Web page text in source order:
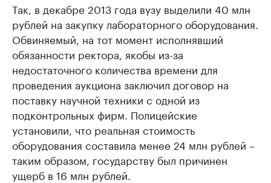
Так, в декабре 2013 года вузу выделили 40 млн
рублей на закупку лабораторного оборудования.
Обвиняемый, на тот момент исполнявший
обязанности ректора, якобы из-за
недостаточного количества времени для
проведения аукциона заключил договор на
поставку научной техники с одной из
подконтрольных фирм. Полицейские
установили, что реальная стоимость
оборудования составила менее 24 млн рублей –
таким образом, государству был причинен
ущерб в 16 млн рублей.